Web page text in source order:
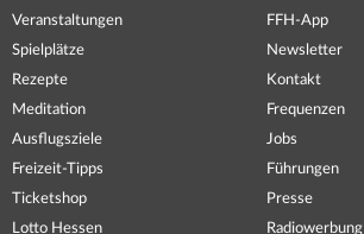
Veranstaltungen
Spielplätze
Rezepte
Meditation
Ausflugsziele
Freizeit-Tipps
Ticketshop
Lotto Hessen
FFH-App
Newsletter
Kontakt
Frequenzen
Jobs
Führungen
Presse
Radiowerbung